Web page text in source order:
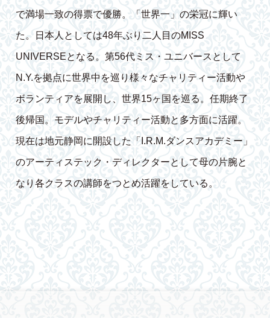
で満場一致の得票で優勝。「世界一」の栄冠に輝い
た。日本人としては48年ぶり二人目のMISS
UNIVERSEとなる。第56代ミス・ユニバースとして
N.Y.を拠点に世界中を巡り様々なチャリティー活動や
ボランティアを展開し、世界15ヶ国を巡る。任期終了
後帰国。モデルやチャリティー活動と多方面に活躍。
現在は地元静岡に開設した「I.R.M.ダンスアカデミー」
のアーティステック・ディレクターとして母の片腕と
なり各クラスの講師をつとめ活躍をしている。